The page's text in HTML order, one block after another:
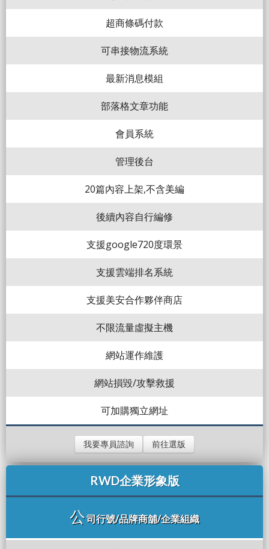
超商條碼付款
可串接物流系統
最新消息模組
部落格文章功能
會員系統
管理後台
20篇內容上架,不含美編
後續內容自行編修
支援google720度環景
支援雲端排名系統
支援美安合作夥伴商店
不限流量虛擬主機
網站運作維護
網站損毀/攻擊救援
可加購獨立網址
我要專員諮詢 前往選版
RWD企業形象版
公司行號/品牌商舖/企業組織